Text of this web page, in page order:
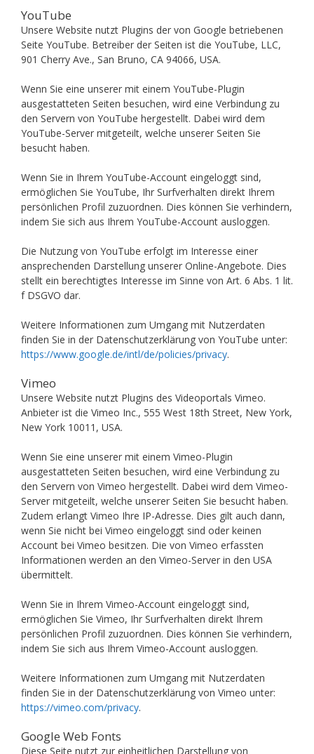
YouTube
Unsere Website nutzt Plugins der von Google betriebenen
Seite YouTube. Betreiber der Seiten ist die YouTube, LLC,
901 Cherry Ave., San Bruno, CA 94066, USA.
Wenn Sie eine unserer mit einem YouTube-Plugin
ausgestatteten Seiten besuchen, wird eine Verbindung zu
den Servern von YouTube hergestellt. Dabei wird dem
YouTube-Server mitgeteilt, welche unserer Seiten Sie
besucht haben.
Wenn Sie in Ihrem YouTube-Account eingeloggt sind,
ermöglichen Sie YouTube, Ihr Surfverhalten direkt Ihrem
persönlichen Profil zuzuordnen. Dies können Sie verhindern,
indem Sie sich aus Ihrem YouTube-Account ausloggen.
Die Nutzung von YouTube erfolgt im Interesse einer
ansprechenden Darstellung unserer Online-Angebote. Dies
stellt ein berechtigtes Interesse im Sinne von Art. 6 Abs. 1 lit.
f DSGVO dar.
Weitere Informationen zum Umgang mit Nutzerdaten
finden Sie in der Datenschutzerklärung von YouTube unter:
https://www.google.de/intl/de/policies/privacy.
Vimeo
Unsere Website nutzt Plugins des Videoportals Vimeo.
Anbieter ist die Vimeo Inc., 555 West 18th Street, New York,
New York 10011, USA.
Wenn Sie eine unserer mit einem Vimeo-Plugin
ausgestatteten Seiten besuchen, wird eine Verbindung zu
den Servern von Vimeo hergestellt. Dabei wird dem Vimeo-
Server mitgeteilt, welche unserer Seiten Sie besucht haben.
Zudem erlangt Vimeo Ihre IP-Adresse. Dies gilt auch dann,
wenn Sie nicht bei Vimeo eingeloggt sind oder keinen
Account bei Vimeo besitzen. Die von Vimeo erfassten
Informationen werden an den Vimeo-Server in den USA
übermittelt.
Wenn Sie in Ihrem Vimeo-Account eingeloggt sind,
ermöglichen Sie Vimeo, Ihr Surfverhalten direkt Ihrem
persönlichen Profil zuzuordnen. Dies können Sie verhindern,
indem Sie sich aus Ihrem Vimeo-Account ausloggen.
Weitere Informationen zum Umgang mit Nutzerdaten
finden Sie in der Datenschutzerklärung von Vimeo unter:
https://vimeo.com/privacy.
Google Web Fonts
Diese Seite nutzt zur einheitlichen Darstellung von